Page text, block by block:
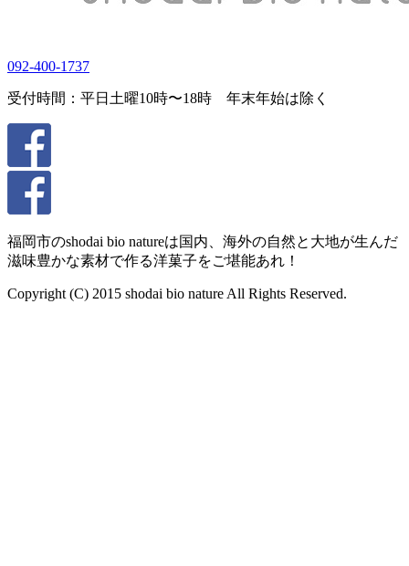
092-400-1737
受付時間：平日土曜10時〜18時 年末年始は除く
福岡市のshodai bio natureは国内、海外の自然と大地が生んだ
滋味豊かな素材で作る洋菓子をご堪能あれ！
Copyright (C) 2015 shodai bio nature All Rights Reserved.